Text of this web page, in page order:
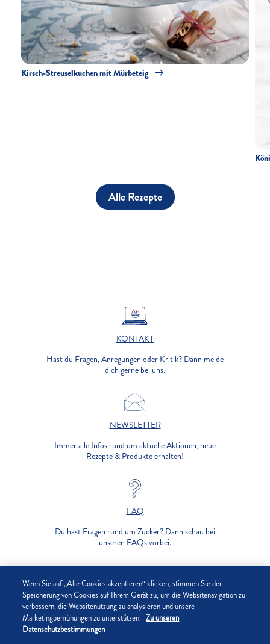
Kirsch-Streuselkuchen mit Mürbeteig
Alle Rezepte
KONTAKT
Hast du Fragen, Anregungen oder Kritik? Dann melde
dich gerne bei uns.
NEWSLETTER
Immer alle Infos rund um aktuelle Aktionen, neue
Rezepte & Produkte erhalten!
FAQ
Du hast Fragen rund um Zucker? Dann schau bei
unseren FAQs vorbei.
UNTERNEHMEN
DATENSCHUTZ
Wenn Sie auf „Alle Cookies akzeptieren“ klicken, stimmen Sie der
Speicherung von Cookies auf Ihrem Gerät zu, um die Websitenavigation zu
verbessern, die Websitenutzung zu analysieren und unsere
Marketingbemühungen zu unterstützen. Zu unseren
Datenschutzbestimmungen